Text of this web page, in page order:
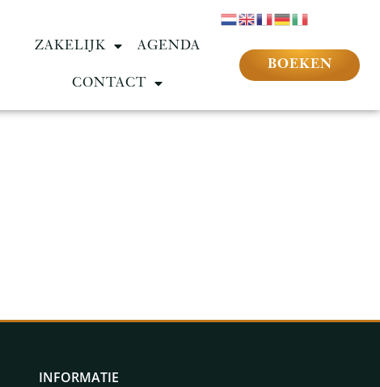
ZAKELIJK AGENDA
CONTACT
BOEKEN
INFORMATIE